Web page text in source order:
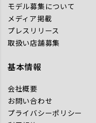
モデル募集について
メディア掲載
プレスリリース
取扱い店舗募集
基本情報
会社概要
お問い合わせ
プライバシーポリシー